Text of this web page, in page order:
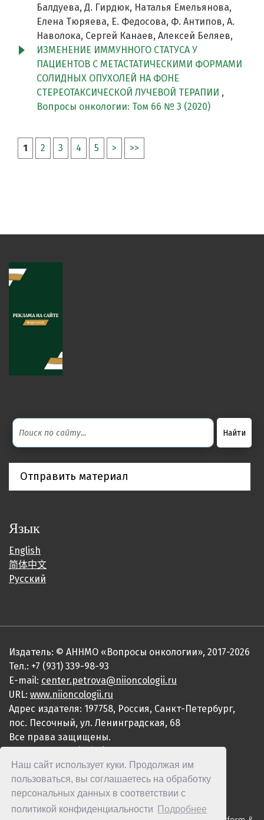
Наш сайт использует куки. Продолжая им
пользоваться, вы соглашаетесь на обработку
персональных данных в соответствии с
политикой конфиденциальности
Подробнее
Балдуева, Д. Гирдюк, Наталья Емельянова,
Елена Тюряева, Е. Федосова, Ф. Антипов, А.
Наволока, Сергей Канаев, Алексей Беляев,
ИЗМЕНЕНИЕ ИММУННОГО СТАТУСА У
ПАЦИЕНТОВ С МЕТАСТАТИЧЕСКИМИ ФОРМАМИ
СОЛИДНЫХ ОПУХОЛЕЙ НА ФОНЕ
СТЕРЕОТАКСИЧЕСКОЙ ЛУЧЕВОЙ ТЕРАПИИ ,
Вопросы онкологии: Том 66 № 3 (2020)
1 2 3 4 5 > >>
Отправить материал
Язык
English
简体中文
Русский
Издатель: © АННМО «Вопросы онкологии», 2017-2026
Тел.: +7 (931) 339-98-93
E-mail: center.petrova@niioncologii.ru
URL: www.niioncologii.ru
Адрес издателя: 197758, Россия, Санкт-Петербург,
пос. Песочный, ул. Ленинградская, 68
Все права защищены.
ISSN 2949-4915 (Online)